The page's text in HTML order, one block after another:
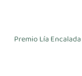
Premio Lía Encalada